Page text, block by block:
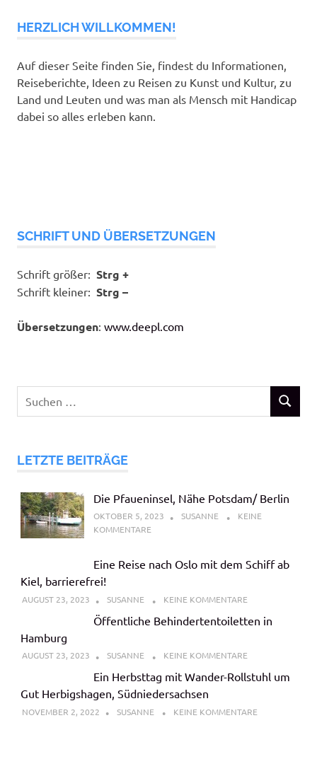
HERZLICH WILLKOMMEN!
Auf dieser Seite finden Sie, findest du Informationen,
Reiseberichte, Ideen zu Reisen zu Kunst und Kultur, zu
Land und Leuten und was man als Mensch mit Handicap
dabei so alles erleben kann.
SCHRIFT UND ÜBERSETZUNGEN
Schrift größer: Strg +
Schrift kleiner: Strg –
Übersetzungen: www.deepl.com
nach:
SUCHEN
LETZTE BEITRÄGE
Die Pfaueninsel, Nähe Potsdam/ Berlin
OKTOBER 5, 2023 SUSANNE
KEINE
KOMMENTARE
Eine Reise nach Oslo mit dem Schiff ab
Kiel, barrierefrei!
AUGUST 23, 2023 SUSANNE KEINE KOMMENTARE
Öffentliche Behindertentoiletten in
Hamburg
AUGUST 23, 2023 SUSANNE KEINE KOMMENTARE
Ein Herbsttag mit Wander-Rollstuhl um
Gut Herbigshagen, Südniedersachsen
NOVEMBER 2, 2022 SUSANNE KEINE KOMMENTARE